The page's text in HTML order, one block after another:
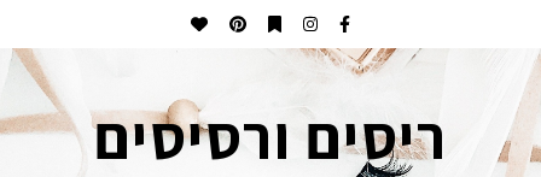
ריסים ורסיסים